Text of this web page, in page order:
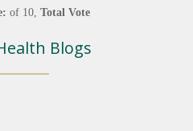
of 10, Total Vote:
Blogs